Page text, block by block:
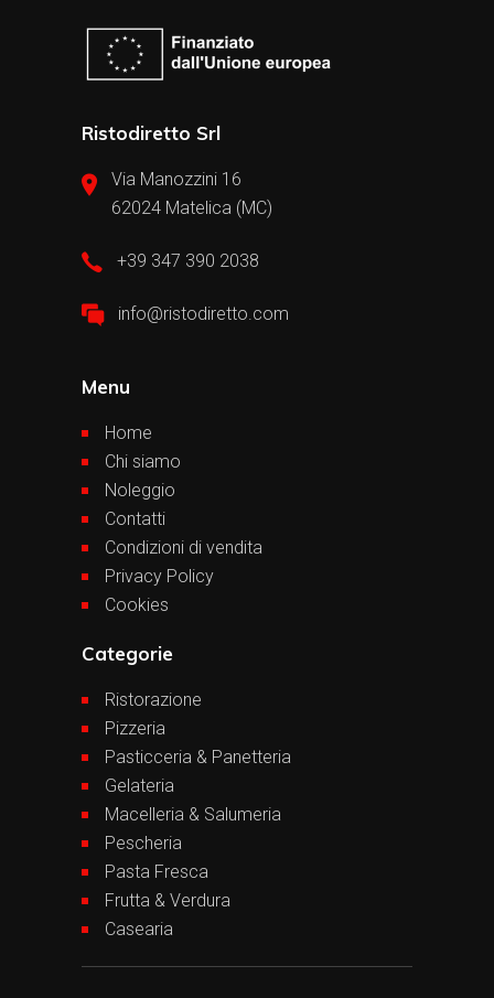
Ristodiretto Srl
Via Manozzini 16
62024 Matelica (MC)
+39 347 390 2038
info@ristodiretto.com
Menu
Home
Chi siamo
Noleggio
Contatti
Condizioni di vendita
Privacy Policy
Cookies
Categorie
Ristorazione
Pizzeria
Pasticceria & Panetteria
Gelateria
Macelleria & Salumeria
Pescheria
Pasta Fresca
Frutta & Verdura
Casearia